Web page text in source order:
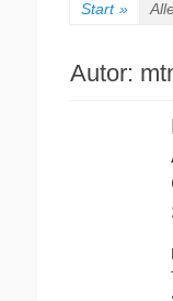
Start »
Autor: